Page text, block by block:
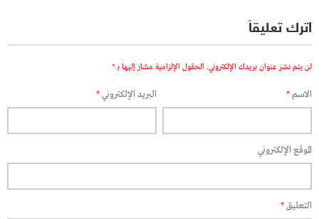
اترك تعليقاً
لن يتم نشر عنوان بريدك الإلكتروني. الحقول الإلزامية مشار إليها بـ *
الاسم* البريد الإلكتروني*
الموقع الإلكتروني
التعليق*